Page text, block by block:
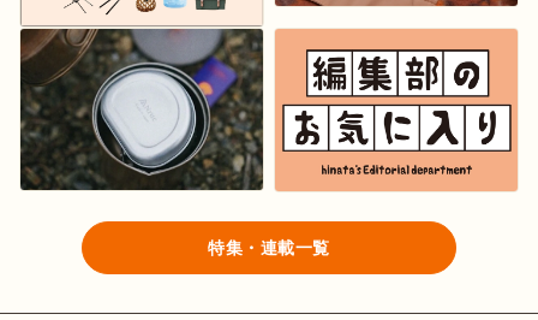
特集・連載一覧
マガジン イベント
キャンプ場
検索
レンタル
オンライン
ショップ